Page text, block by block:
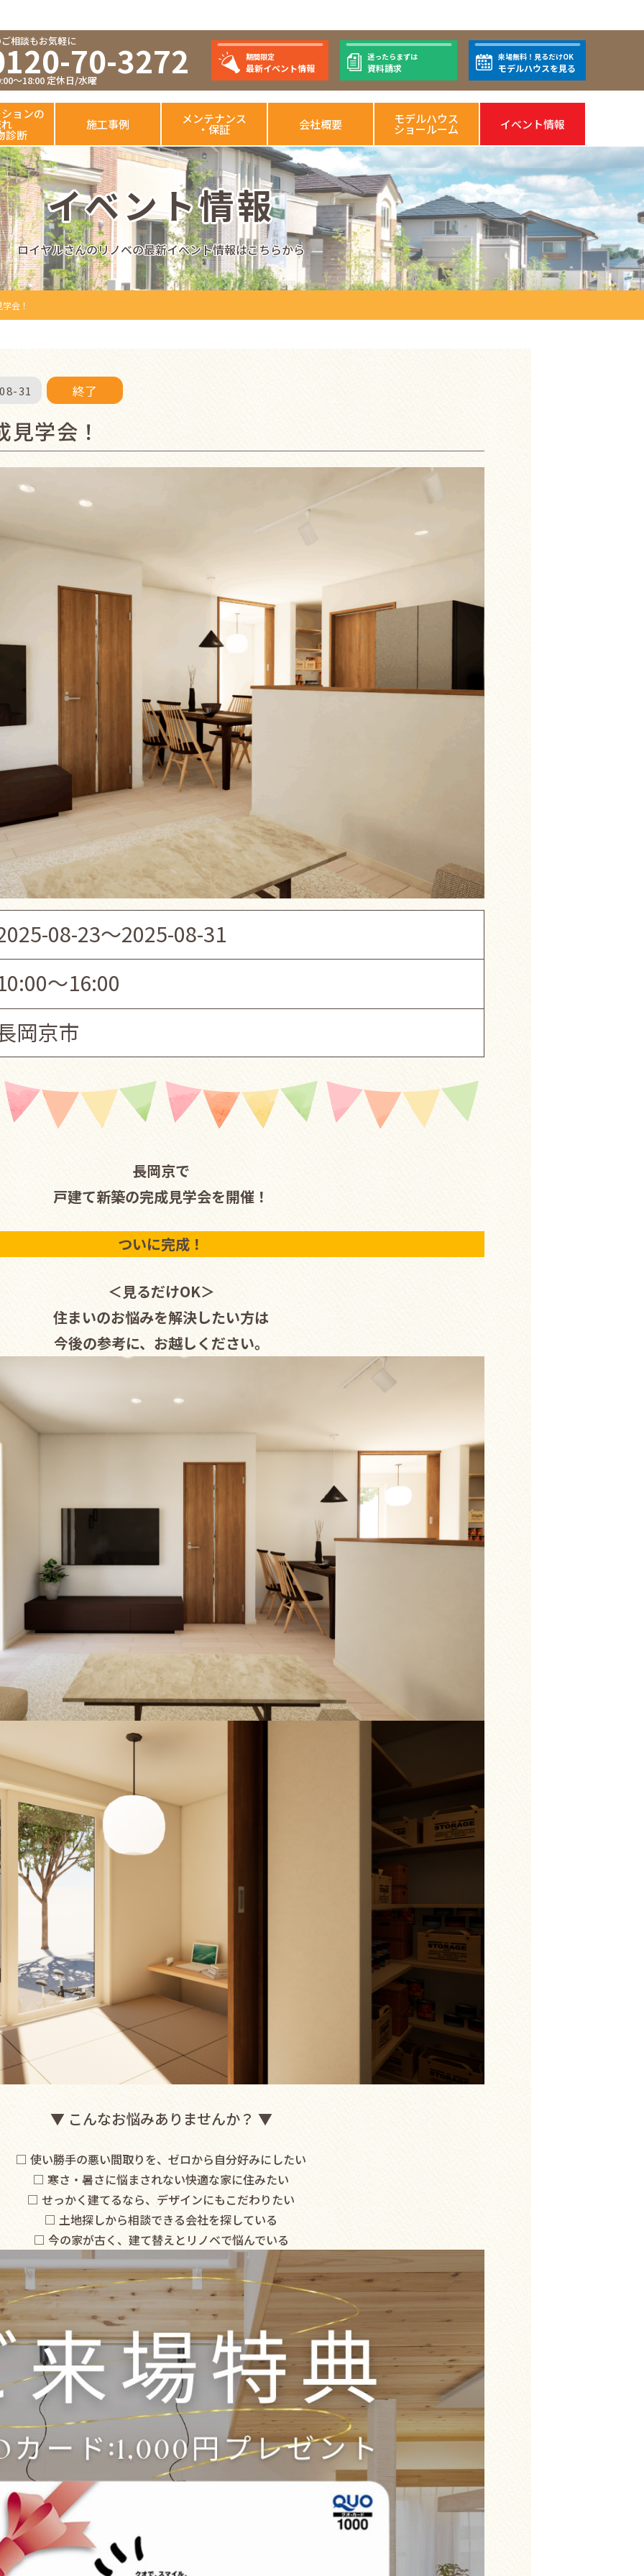
相談もお気軽に70-3272
～18:00 定休日/水曜
期間限定
最新イベント情報
迷ったらまずは
資料請求
来場無料！見るだけOK
モデルハウスを見る
ョンの
診断
施工事例 メンテナンス
・保証 会社概要 モデルハウス
ショールーム イベント情報
イベント情報
ロイヤルさんのリノベの最新イベント情報はこちらから
会！
31 終了
学会！
08-23～2025-08-31
～16:00
岡京市
長岡京で
戸建て新築の完成見学会を開催！
ついに完成！
＜見るだけOK＞
住まいのお悩みを解決したい方は
今後の参考に、お越しください。
▼ こんなお悩みありませんか？ ▼
□ 使い勝手の悪い間取りを、ゼロから自分好みにしたい
□ 寒さ・暑さに悩まされない快適な家に住みたい
□ せっかく建てるなら、デザインにもこだわりたい
□ 土地探しから相談できる会社を探している
□ 今の家が古く、建て替えとリノベで悩んでいる